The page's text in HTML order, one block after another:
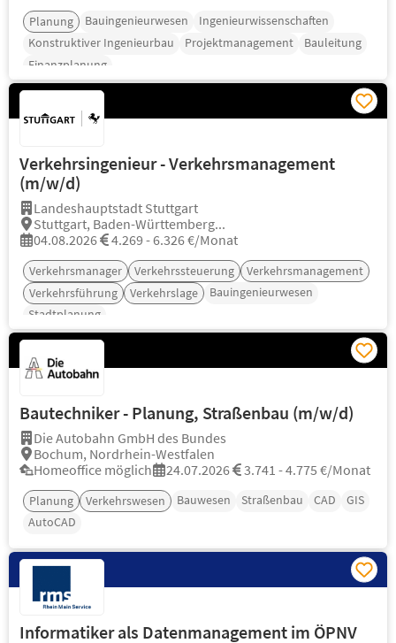
Planung Bauingenieurwesen
Ingenieurwissenschaften
Konstruktiver Ingenieurbau
Projektmanagement
Bauleitung
Finanzplanung
Verkehrsingenieur - Verkehrsmanagement
(m/w/d)
Landeshauptstadt Stuttgart
Stuttgart, Baden-Württemberg...
04.08.2026
4.269 - 6.326 €/Monat
Verkehrsmanager Verkehrssteuerung
Verkehrsmanagement
Verkehrsführung
Verkehrslage
Bauingenieurwesen
Stadtplanung
Bautechniker - Planung, Straßenbau (m/w/d)
Die Autobahn GmbH des Bundes
Bochum, Nordrhein-Westfalen
Homeoffice möglich
24.07.2026 3.741 - 4.775 €/Monat
Planung Verkehrswesen Bauwesen Straßenbau CAD
GIS
AutoCAD
Informatiker als Datenmanagement im ÖPNV